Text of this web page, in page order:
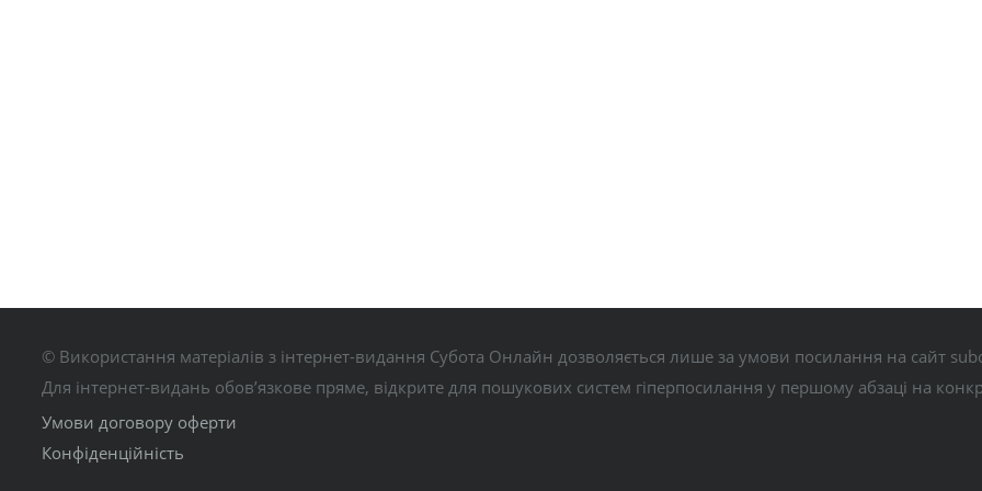
© Використання матеріалів з інтернет-видання Субота Онлайн дозволяється лише за умови посилання на сайт
Для інтернет-видань обов’язкове пряме, відкрите для пошукових систем гіперпосилання у першому абзаці на
Умови договору оферти
Конфіденційність